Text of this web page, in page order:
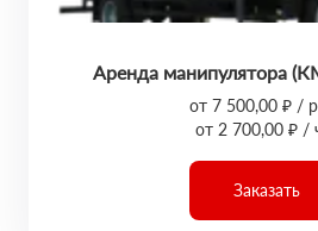
Аренда манипулятора
от 7 500,00 ₽ /
от 2 700,00 ₽ /
Заказать